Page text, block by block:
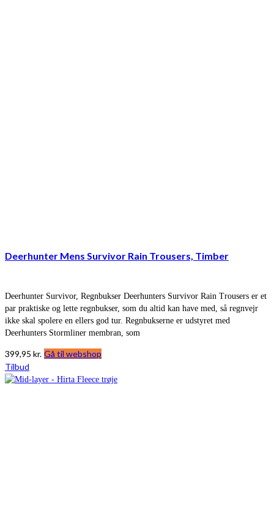
Deerhunter Mens Survivor Rain Trousers, Timber
Deerhunter Survivor, Regnbukser Deerhunters Survivor Rain Trousers er et
par praktiske og lette regnbukser, som du altid kan have med, så regnvejr
ikke skal spolere en ellers god tur. Regnbukserne er udstyret med
Deerhunters Stormliner membran, som
399,95 kr. Gå til webshop
Tilbud